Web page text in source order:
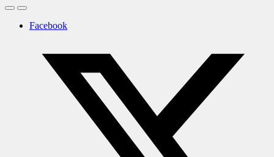
Facebook